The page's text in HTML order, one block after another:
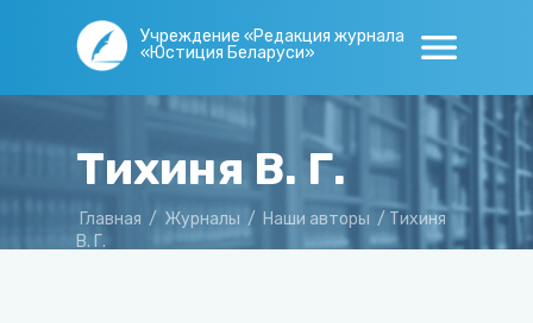
Учреждение «Редакция журнала
«Юстиция Беларуси»
Тихиня В. Г.
Главная / Журналы / Наши авторы / Тихиня
В. Г.